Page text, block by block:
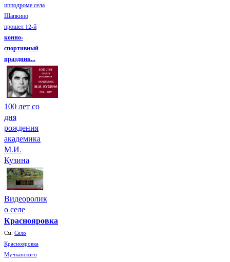
ипподроме села
Шапкино
прошел 12-й
конно-
спортивный
праздник...
100 лет со
дня
рождения
академика
М.И.
Кузина
Видеоролик
о селе
Краснояровка
См. Село
Краснояровка
Мучкапского